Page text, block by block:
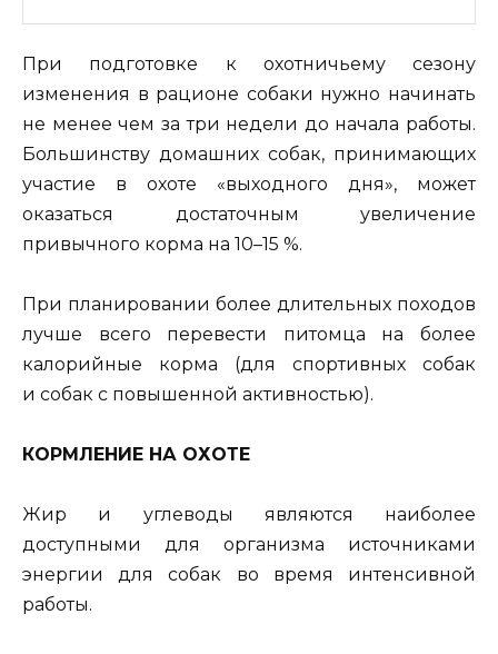
При подготовке к охотничьему сезону
изменения в рационе собаки нужно начинать
не менее чем за три недели до начала работы.
Большинству домашних собак, принимающих
участие в охоте «выходного дня», может
оказаться достаточным увеличение
привычного корма на 10–15 %.
При планировании более длительных походов
лучше всего перевести питомца на более
калорийные корма (для спортивных собак
и собак с повышенной активностью).
КОРМЛЕНИЕ НА ОХОТЕ
Жир и углеводы являются наиболее
доступными для организма источниками
энергии для собак во время интенсивной
работы.